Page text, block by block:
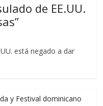
de EE.UU.
está negado a dar
y Festival dominicano